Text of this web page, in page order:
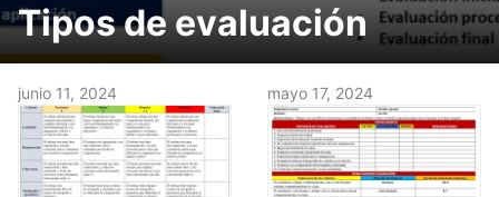
Tipos de evaluación
junio 11, 2024 mayo 17, 2024